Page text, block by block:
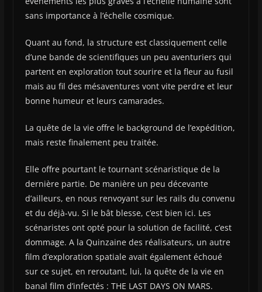
sans importance à l’échelle cosmique.
Quant au fond, la structure est classiquement celle
d’une bande de scientifiques un peu aventuriers qui
partent en exploration tout sourire et la fleur au fusil
mais au fil des mésaventures vont vite perdre et leur
bonne humeur et leurs camarades.
La quête de la vie offre le background de l’expédition,
mais reste finalement peu traitée.
Elle offre pourtant le tournant scénaristique de la
dernière partie. De manière un peu décevante
d’ailleurs, en nous renvoyant sur les rails du convenu
et du déjà-vu. Si le bât blesse, c’est bien ici. Les
scénaristes ont opté pour la solution de facilité, c’est
dommage. A la Quinzaine des réalisateurs, un autre
film d’exploration spatiale avait également échoué
sur ce sujet, en reroutant, lui, la quête de la vie en
banal film d’infectés : THE LAST DAYS ON MARS.